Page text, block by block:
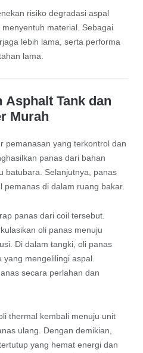
risiko degradasi aspal
material. Sebagai
lebih lama, serta performa
lama.
Asphalt Tank dan
Murah
pemanasan yang terkontrol dan
panas dari bahan
batubara. Selanjutnya, panas
di dalam ruang bakar.
panas dari coil tersebut.
oli panas menuju
Di dalam tangki, oli panas
mengelilingi aspal.
secara perlahan dan
thermal kembali menuju unit
ulang. Dengan demikian,
yang hemat energi dan